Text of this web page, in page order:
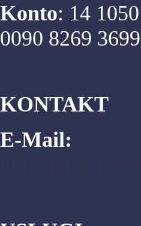
Konto: 14
0090 8269 3699
KONTAKT
E-Mail: